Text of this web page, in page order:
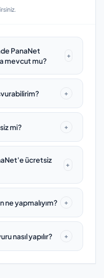
PanaNet
mevcut mu?
+
+
mi? +
ücretsiz
+
ne yapmalıyım? +
nasıl yapılır? +